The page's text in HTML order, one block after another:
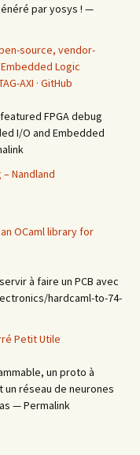
par yosys ! —
source, vendor-
Logic
AXI · GitHub
FPGA debug
I/O and Embedded
Nandland
OCaml library for
à faire un PCB avec
hardcaml-to-74-
Petit Utile
un proto à
un réseau de neurones
— Permalink